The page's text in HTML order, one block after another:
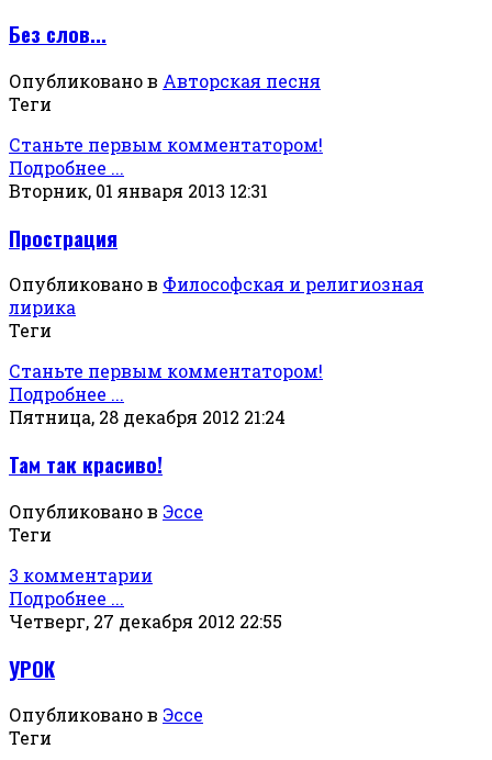
Без слов...
Опубликовано в Авторская песня
Теги
Станьте первым комментатором!
Подробнее ...
Вторник, 01 января 2013 12:31
Прострация
Опубликовано в Философская и религиозная
лирика
Теги
Станьте первым комментатором!
Подробнее ...
Пятница, 28 декабря 2012 21:24
Там так красиво!
Опубликовано в Эссе
Теги
3 комментарии
Подробнее ...
Четверг, 27 декабря 2012 22:55
УРОК
Опубликовано в Эссе
Теги